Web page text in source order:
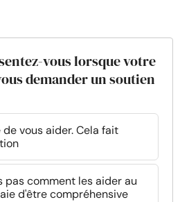
vous lorsque votre
demander un soutien
vous aider. Cela fait
pas comment les aider au
d'être compréhensive